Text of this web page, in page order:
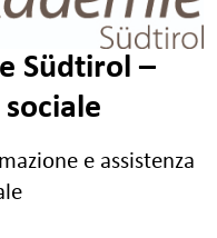
Südtirol –
e assistenza